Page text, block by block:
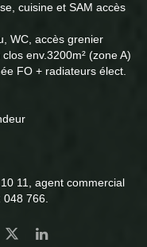
cuisine et SAM accès
WC, accès grenier
env.3200m² (zone A)
FO + radiateurs élect.
11, agent commercial
766.